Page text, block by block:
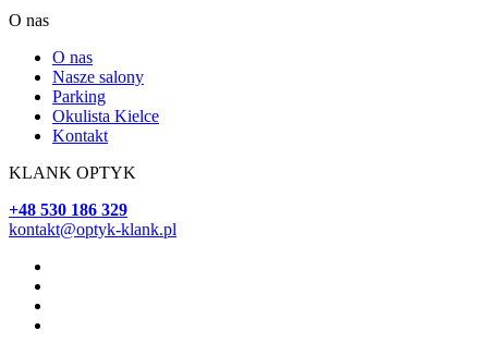
O nas
O nas
Nasze salony
Parking
Okulista Kielce
Kontakt
KLANK OPTYK
+48 530 186 329
kontakt@optyk-klank.pl